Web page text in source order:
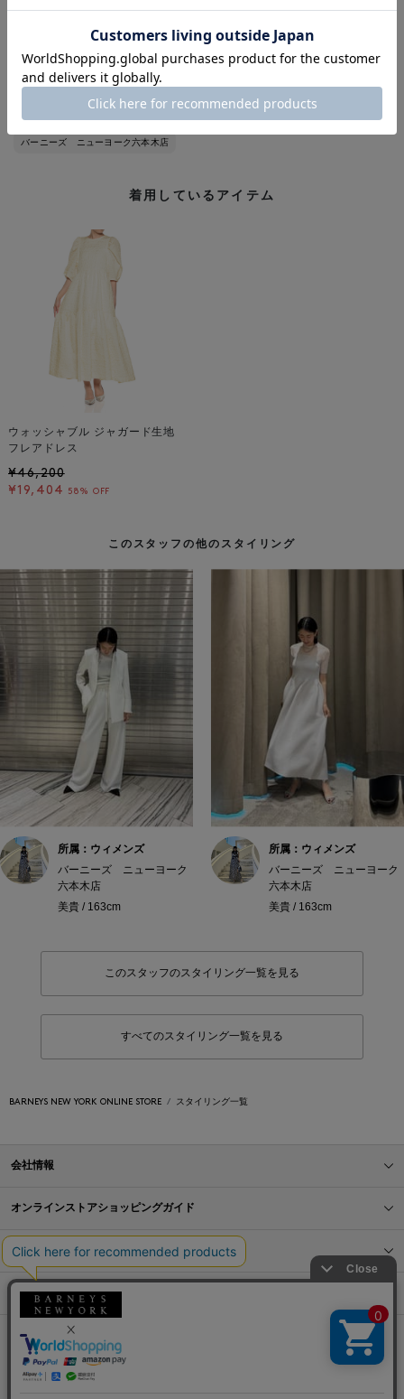
バーニーズ ニューヨーク BARNEYS NEW YORK ウィメンズウェア
バーニーズ ニューヨーク六本木店
着用しているアイテム
ウォッシャブル ジャガード生地
フレアドレス
¥46,200
¥19,404
58% OFF
このスタッフの他のスタイリング
所属：ウィメンズ
バーニーズ ニューヨーク
六本木店
美貴 / 163cm
所属：ウィメンズ
バーニーズ ニューヨーク
六本木店
美貴 / 163cm
このスタッフのスタイリング一覧を見る
すべてのスタイリング一覧を見る
BARNEYS NEW YORK ONLINE STORE スタイリング一覧
会社情報
オンラインストアショッピングガイド
店舗情報
サービス